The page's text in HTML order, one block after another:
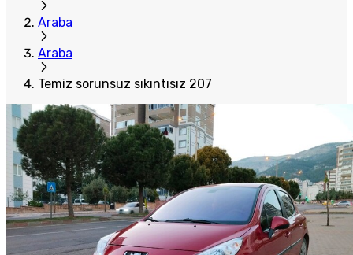
Araba
Araba
Temiz sorunsuz sıkıntısız 207